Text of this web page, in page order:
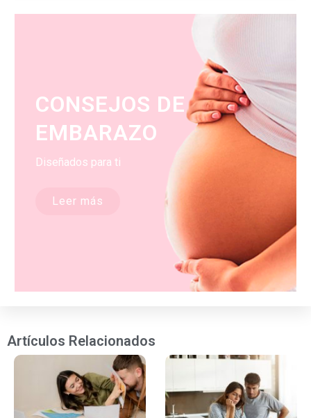
CONSEJOS DE
EMBARAZO
Diseñados para ti
Leer más
Artículos Relacionados